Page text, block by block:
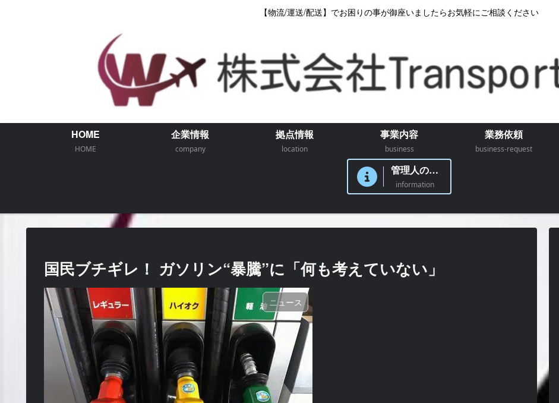
【物流/運送/配送】でお困りの事が御座いましたらお気軽にご相談ください
HOME
HOME
企業情報
company
拠点情報
location
事業内容
business
業務依頼
business-request
管理人のつぶやき
information
国民ブチギレ！ ガソリン“暴騰”に「何も考えていない」
ニュース